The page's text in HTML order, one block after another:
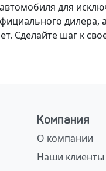
для
дилера,
Сделайте шаг к
Компания
О компании
Наши клиенты